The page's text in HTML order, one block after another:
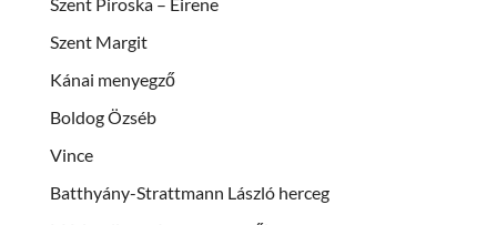
Szent Margit
Kánai menyegző
Boldog Özséb
Vince
Batthyány-Strattmann László herceg